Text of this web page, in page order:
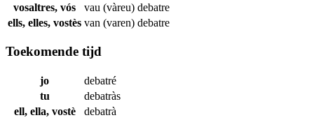
vosaltres, vós
vau (vàreu) debatre
ells, elles, vostès van (varen) debatre
Toekomende tijd
jo
debatré
tu
debatràs
ell, ella, vostè
debatrà